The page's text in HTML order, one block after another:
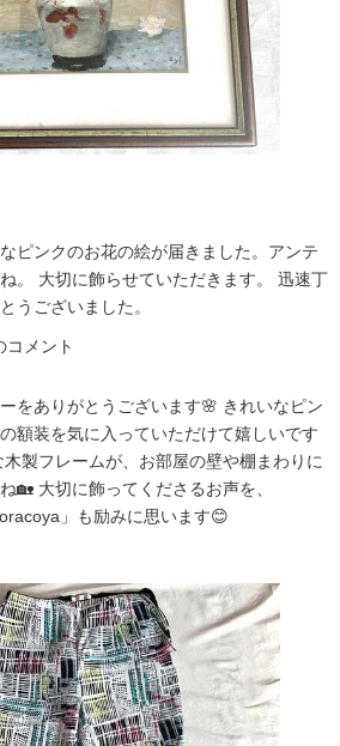
ピンクのお花の絵が届きました。アンテ
。 大切に飾らせていただきます。 迅速丁
うございました。
コメント
をありがとうございます🌸 きれいなピン
額装を気に入っていただけて嬉しいです
製フレームが、お部屋の壁や棚まわりに
🏡 大切に飾ってくださるお声を、
」も励みに思います😊